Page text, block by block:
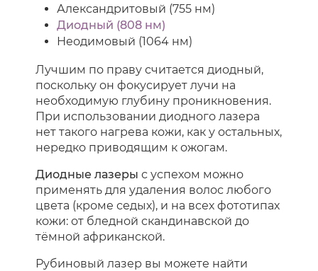
Александритовый (755 нм)
Диодный (808 нм)
Неодимовый (1064 нм)
Лучшим по праву считается диодный,
поскольку он фокусирует лучи на
необходимую глубину проникновения.
При использовании диодного лазера
нет такого нагрева кожи, как у остальных,
нередко приводящим к ожогам.
Диодные лазеры с успехом можно
применять для удаления волос любого
цвета (кроме седых), и на всех фототипах
кожи: от бледной скандинавской до
тёмной африканской.
Рубиновый лазер вы можете найти